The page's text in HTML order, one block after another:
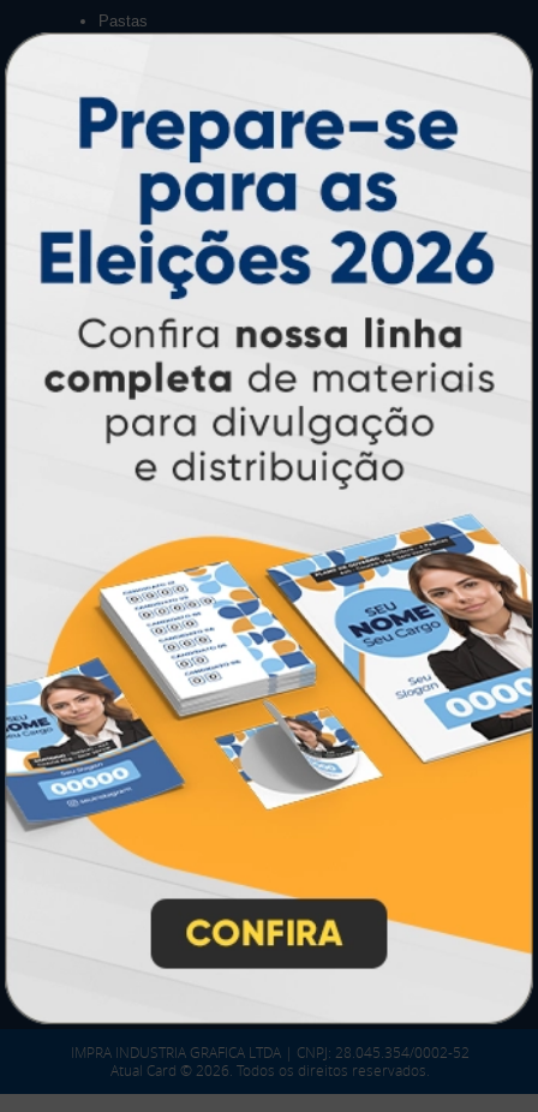
Pastas
Folder, Flyer e Panfleto
Banners e Lonas
Calendários 2027
PAGUE COM
* Pagamento com cartão de crédito terá valor adicional.
** Pagamentos a prazo poderão ter acréscimo.
*** Nota fiscal sujeita a emissão de acordo com prestador de
serviço, conforme legislação pertinente.
PARTICIPE
SEGURANÇA
IMPRA INDUSTRIA GRAFICA LTDA | CNPJ: 28.045.354/0002-52
Atual Card © 2026. Todos os direitos reservados.